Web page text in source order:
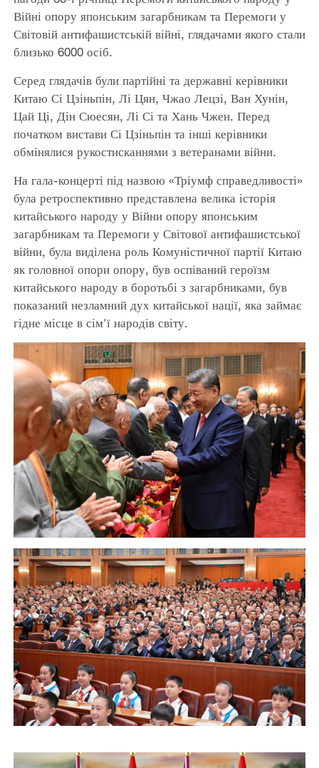
Війні опору японським загарбникам та Перемоги у
Світовій антифашистській війні, глядачами якого стали
близько 6000 осіб.
Серед глядачів були партійні та державні керівники
Китаю Сі Цзіньпін, Лі Цян, Чжао Лецзі, Ван Хунін,
Цай Ці, Дін Сюесян, Лі Сі та Хань Чжен. Перед
початком вистави Сі Цзіньпін та інші керівники
обмінялися рукостисканнями з ветеранами війни.
На гала-концерті під назвою «Тріумф справедливості»
була ретроспективно представлена велика історія
китайського народу у Війни опору японським
загарбникам та Перемоги у Світової антифашистської
війни, була виділена роль Комуністичної партії Китаю
як головної опори опору, був оспіваний героїзм
китайського народу в боротьбі з загарбниками, був
показаний незламний дух китайської нації, яка займає
гідне місце в сім'ї народів світу.